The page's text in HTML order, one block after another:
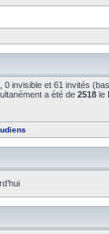
0 invisible et 61 invités
a été de 2518 le